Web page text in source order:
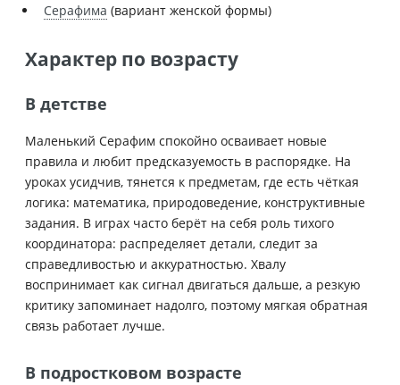
Серафима (вариант женской формы)
Характер по возрасту
В детстве
Маленький Серафим спокойно осваивает новые
правила и любит предсказуемость в распорядке. На
уроках усидчив, тянется к предметам, где есть чёткая
логика: математика, природоведение, конструктивные
задания. В играх часто берёт на себя роль тихого
координатора: распределяет детали, следит за
справедливостью и аккуратностью. Хвалу
воспринимает как сигнал двигаться дальше, а резкую
критику запоминает надолго, поэтому мягкая обратная
связь работает лучше.
В подростковом возрасте